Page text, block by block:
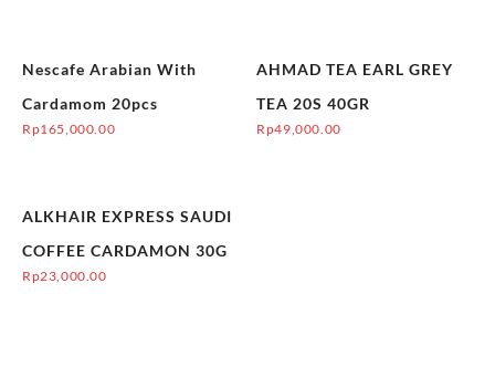
Nescafe Arabian With
Cardamom 20pcs
Rp165,000.00
AHMAD TEA EARL GREY
TEA 20S 40GR
Rp49,000.00
ALKHAIR EXPRESS SAUDI
COFFEE CARDAMON 30G
Rp23,000.00